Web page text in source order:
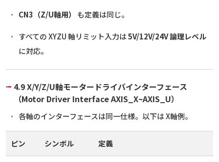
CN3（Z/U軸用） も定義は同じ。
すべての XYZU 軸リミット入力は5V/12V/24V 論理レベル
に対応。
4.9 X/Y/Z/U軸モータードライバインターフェース
（Motor Driver Interface AXIS_X~AXIS_U）
各軸のインターフェースは同一仕様。以下は X軸例。
ピン シンボル 定義